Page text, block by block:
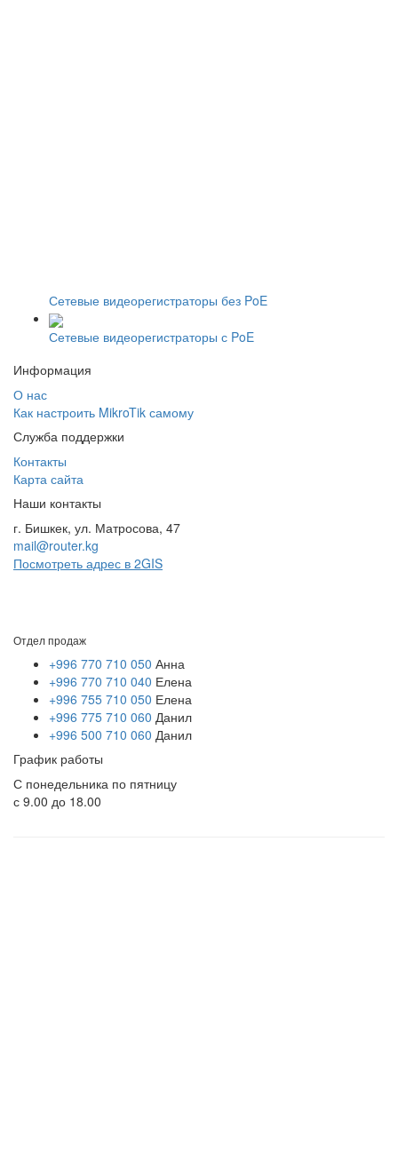
Сетевые видеорегистраторы без PoE
Сетевые видеорегистраторы с PoE
Информация
О нас
Как настроить MikroTik самому
Служба поддержки
Контакты
Карта сайта
Наши контакты
г. Бишкек, ул. Матросова, 47
mail@router.kg
Посмотреть адрес в 2GIS
Отдел продаж
+996 770 710 050 Анна
+996 770 710 040 Елена
+996 755 710 050 Елена
+996 775 710 060 Данил
+996 500 710 060 Данил
График работы
С понедельника по пятницу
с 9.00 до 18.00